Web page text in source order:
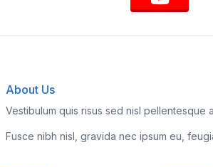
About Us
Vestibulum quis risus sed nisl pellentesque
Fusce nibh nisl, gravida nec ipsum eu,